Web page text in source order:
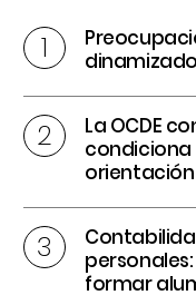
La OCDE
condiciona
formar